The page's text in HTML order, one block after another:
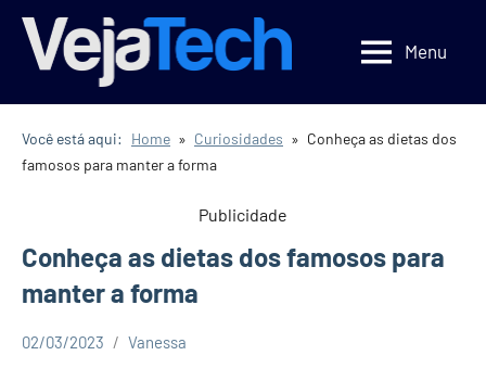
Pular
para
conteúdo
Veja
Tech
Menu
Você está aqui: Home Curiosidades
Conheça as dietas dos
famosos para manter a forma
Publicidade
Conheça as dietas dos famosos para
manter a forma
02/03/2023 Vanessa